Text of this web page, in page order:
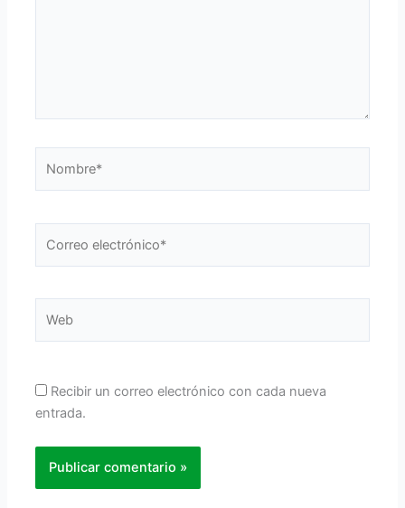
electrónico*
Recibir un correo electrónico con cada nueva
entrada.